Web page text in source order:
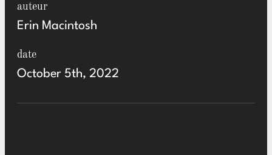
auteur
Erin Macintosh
date
October 5th, 2022